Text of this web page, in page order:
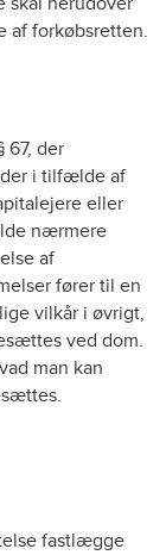
af forkøbsretten.
67, der
i tilfælde af
eller
nærmere
af
fører til en
vilkår i øvrigt,
ved dom.
man kan
fastlægge